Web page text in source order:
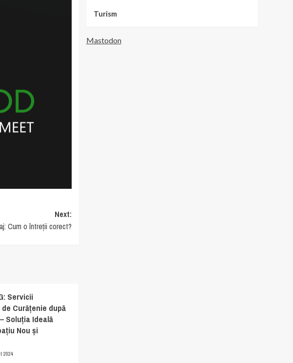
Next:
Cum o întreții corect?
Servicii
Curățenie după
Soluția Ideală
Nou și
2024
Turism
Mastodon